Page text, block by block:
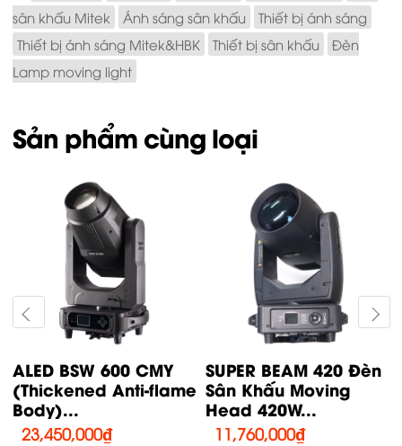
sân khấu Mitek
Ánh sáng sân khấu
Thiết bị ánh sáng
Thiết bị ánh sáng Mitek&HBK
Thiết bị sân khấu
Đèn
Lamp moving light
Sản phẩm cùng loại
ALED BSW 600 CMY
(Thickened Anti-flame
Body)...
23,450,000₫
SUPER BEAM 420 Đèn
Sân Khấu Moving
Head 420W...
11,760,000₫